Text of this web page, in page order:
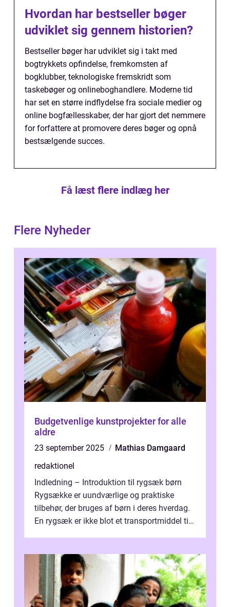
Hvordan har bestseller bøger
udviklet sig gennem historien?
Bestseller bøger har udviklet sig i takt med
bogtrykkets opfindelse, fremkomsten af
bogklubber, teknologiske fremskridt som
taskebøger og onlineboghandlere. Moderne tid
har set en større indflydelse fra sociale medier og
online bogfællesskaber, der har gjort det nemmere
for forfattere at promovere deres bøger og opnå
bestsælgende succes.
Få læst flere indlæg her
Flere Nyheder
Budgetvenlige kunstprojekter for alle
aldre
23 september 2025
Mathias Damgaard
redaktionel
Indledning – Introduktion til rygsæk børn
Rygsække er uundværlige og praktiske
tilbehør, der bruges af børn i deres hverdag.
En rygsæk er ikke blot et transportmiddel til